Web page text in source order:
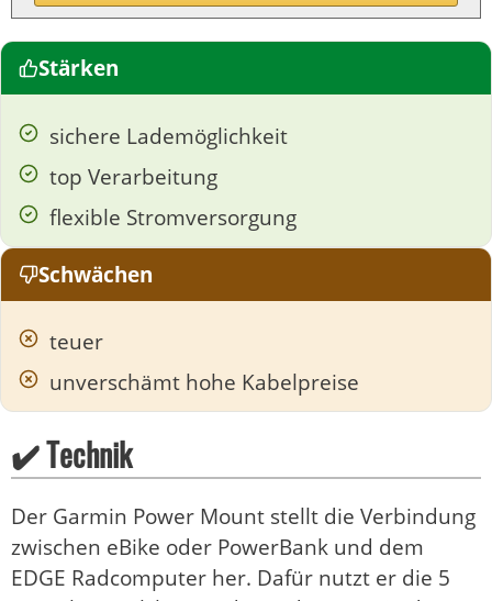
Stärken
sichere Lademöglichkeit
top Verarbeitung
flexible Stromversorgung
Schwächen
teuer
unverschämt hohe Kabelpreise
✔️ Technik
Der Garmin Power Mount stellt die Verbindung
zwischen eBike oder PowerBank und dem
EDGE Radcomputer her. Dafür nutzt er die 5